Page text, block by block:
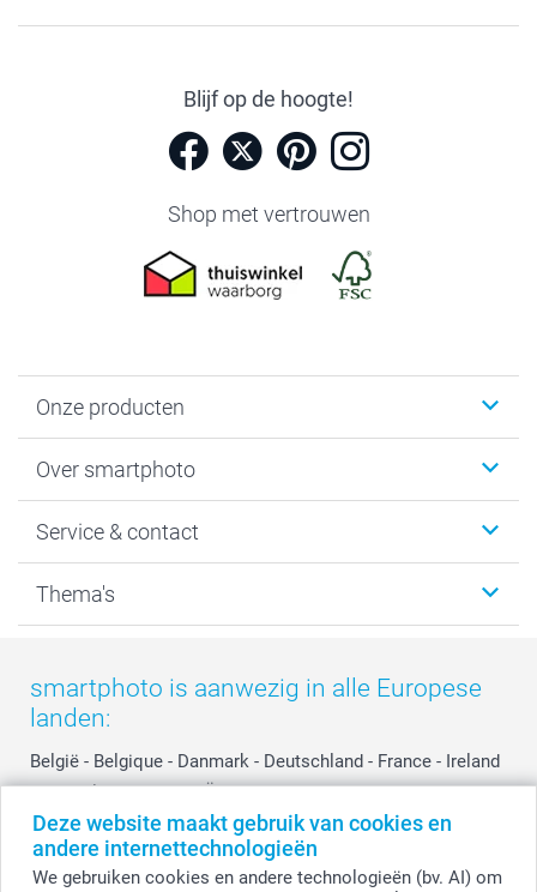
Deze website maakt gebruik van cookies en
andere internettechnologieën
We gebruiken cookies en andere technologieën (bv. AI) om
Blijf op de hoogte!
Shop met vertrouwen
Onze producten
Fotoboeken
Fotocadeaus
Kaarten
Over smartphoto
Vacatures
Bestelproces
Privacy
Cookiebeleid
Reviews
Prijslijst
Investor Relations
Service & contact
Tevredenheidsgarantie
smartbonus
smartfriends
service@smartphoto.nl
Affiliate partnerprogramma
Partnerships
Influencer partnerprogramma
Thema's
Moederdag
Vaderdag
Huwelijk
smartphoto is aanwezig in alle Europese
landen:
België - Belgique - Danmark - Deutschland - France - Ireland
- Nederland - Norge - Österreich - Schweiz - Suisse -
Switzerland - Suomi - Sverige - United Kingdom -
Other Countries